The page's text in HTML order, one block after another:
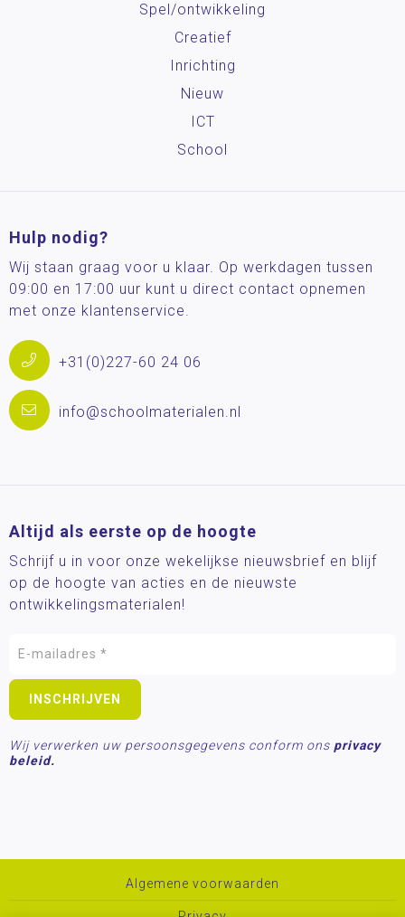
Spel/ontwikkeling
Creatief
Inrichting
Nieuw
ICT
School
Hulp nodig?
Wij staan graag voor u klaar. Op werkdagen tussen
09:00 en 17:00 uur kunt u direct contact opnemen
met onze klantenservice.
+31(0)227-60 24 06
info@schoolmaterialen.nl
Altijd als eerste op de hoogte
Schrijf u in voor onze wekelijkse nieuwsbrief en blijf
op de hoogte van acties en de nieuwste
ontwikkelingsmaterialen!
Wij verwerken uw persoonsgegevens conform ons privacy
beleid.
Algemene voorwaarden